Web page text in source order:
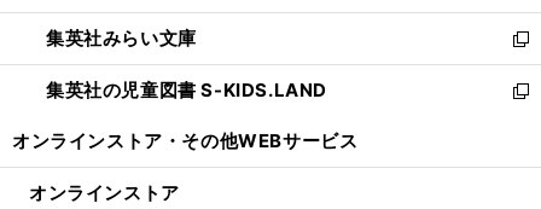
開
く
ウ
で
開
く
ン
ド
ウ
で
ウ
ィ
ン
ド
開
集英社みらい文庫
新
し
い
ン
集英社の児童図書 S-KIDS.LAND
新
ウ
オンラインストア・ その他WEBサービス
オンラインストア